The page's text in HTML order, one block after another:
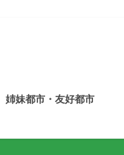
姉妹都市・友好都市